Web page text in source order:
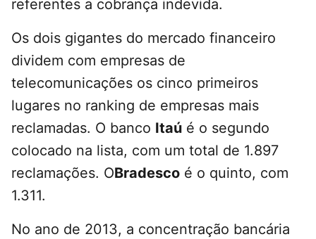
referentes a cobrança indevida.
Os dois gigantes do mercado financeiro
dividem com empresas de
telecomunicações os cinco primeiros
lugares no ranking de empresas mais
reclamadas. O banco Itaú é o segundo
colocado na lista, com um total de 1.897
reclamações. OBradesco é o quinto, com
1.311.
No ano de 2013, a concentração bancária